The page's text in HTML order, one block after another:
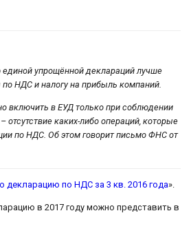
единой упрощённой деклараций лучше
НДС и налогу на прибыль компаний.
включить в ЕУД только при соблюдении
отсутствие каких-либо операций, которые
по НДС. Об этом говорит письмо ФНС от
декларацию по НДС за 3 кв. 2016 года».
в 2017 году можно представить в